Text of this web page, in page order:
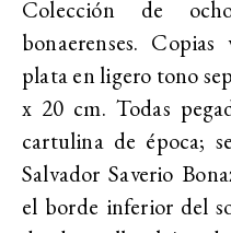
Colección de
bonaerenses.
plata en ligero tono
x 20 cm. Todas
cartulina de época;
Salvador Saverio
el borde inferior del